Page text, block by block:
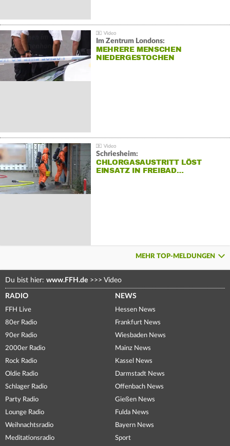
Im Zentrum Londons:
MEHRERE MENSCHEN
NIEDERGESTOCHEN
Schriesheim:
CHLORGASAUSTRITT LÖST
EINSATZ IN FREIBAD…
MEHR TOP-MELDUNGEN
Du bist hier: www.FFH.de >>> Video
RADIO
FFH Live
80er Radio
90er Radio
2000er Radio
Rock Radio
Oldie Radio
Schlager Radio
Party Radio
Lounge Radio
Weihnachtsradio
Meditationsradio
NEWS
Hessen News
Frankfurt News
Wiesbaden News
Mainz News
Kassel News
Darmstadt News
Offenbach News
Gießen News
Fulda News
Bayern News
Sport